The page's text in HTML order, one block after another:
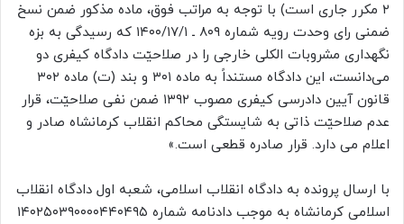
۲ مکرر جاری است) با توجه به مراتب فوق، ماده مذکور ضمن نسخ
ضمنی رای وحدت رویه شماره ۸۰۹ ـ ۱۴۰۰/۱۷/۱ که رسیدگی به بزه
نگهداری مشروبات الکلی خارجی را در صلاحیّت دادگاه کیفری دو
می‌دانست، این دادگاه مستنداً به ماده ۳۰۱ و بند (ت) ماده ۳۰۲
قانون آیین دادرسی کیفری مصوب ۱۳۹۲ ضمن نفی صلاحیّت، قرار
عدم صلاحیّت ذاتی به شایستگی محاکم انقلاب کرمانشاه صادر و
اعلام می دارد. قرار صادره قطعی است.»
با ارسال پرونده به دادگاه انقلاب اسلامی، شعبه اول دادگاه انقلاب
اسلامی کرمانشاه به موجب دادنامه شماره ۱۴۰۲۵۰۳۹۰۰۰۰۴۴۰۴۹۵